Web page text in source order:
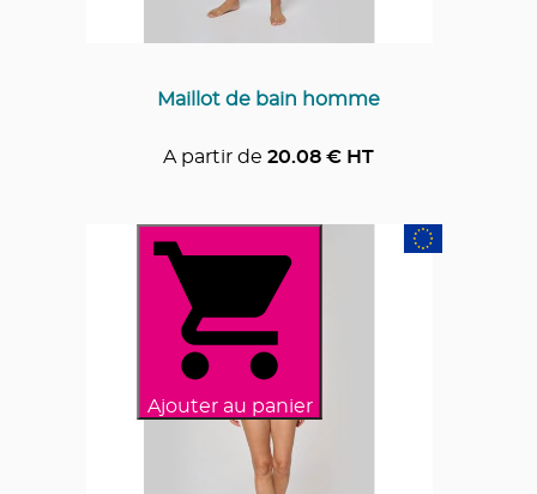
Maillot de bain homme
A partir de 20.08 € HT
Ajouter au panier